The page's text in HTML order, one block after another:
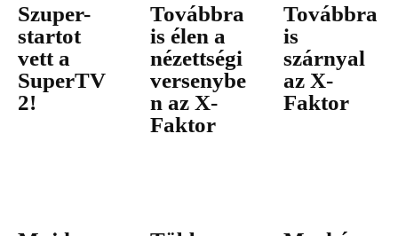
Szuper-
startot
vett a
SuperTV
2!
Továbbra
is élen a
nézettségi
versenybe
n az X-
Faktor
Továbbra
is
szárnyal
az X-
Faktor